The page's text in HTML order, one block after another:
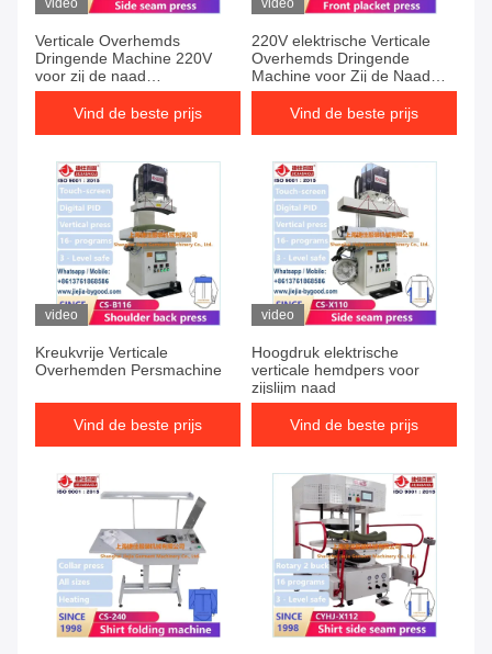
video
Verticale Overhemds
Dringende Machine 220V
voor zij de naad
verzegelende pers van het
kokerlichaam
Vind de beste prijs
video
220V elektrische Verticale
Overhemds Dringende
Machine voor Zij de Naad
Verzegelende Pers van het
Kokerlichaam
Vind de beste prijs
video
Kreukvrije Verticale
Overhemden Persmachine
Vind de beste prijs
video
Hoogdruk elektrische
verticale hemdpers voor
zijslijm naad
Vind de beste prijs